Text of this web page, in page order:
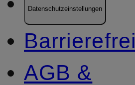
Datenschutzeinstellungen
AGB &